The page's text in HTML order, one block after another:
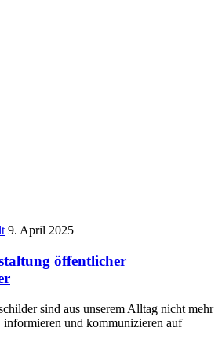
9. April 2025
öffentlicher
sind aus unserem Alltag nicht mehr
informieren und kommunizieren auf